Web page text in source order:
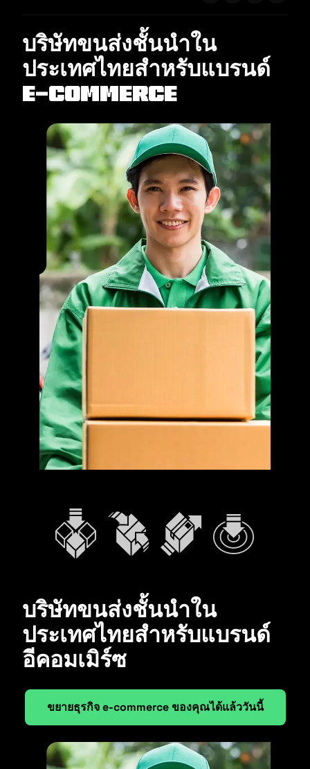
บริษัทขนส่งชั้นนำใน
ประเทศไทยสำหรับแบรนด์
E-commerce
บริษัทขนส่งชั้นนำใน
ประเทศไทยสำหรับแบรนด์
อีคอมเมิร์ซ
ขยายธุรกิจ e-commerce ของคุณได้แล้ววันนี้